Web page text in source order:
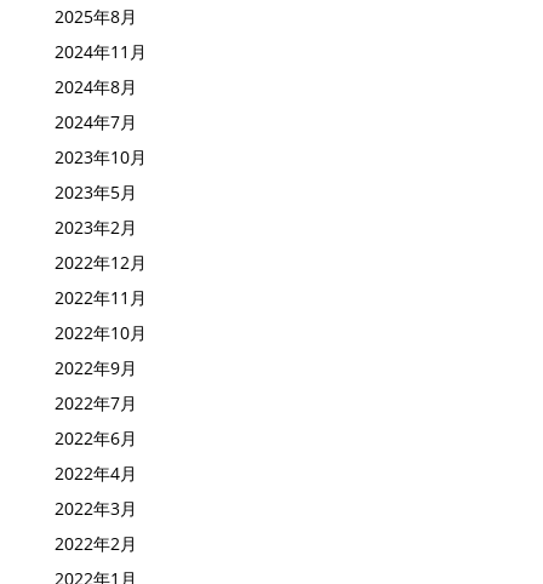
2025年9月
2025年8月
2024年11月
2024年8月
2024年7月
2023年10月
2023年5月
2023年2月
2022年12月
2022年11月
2022年10月
2022年9月
2022年7月
2022年6月
2022年4月
2022年3月